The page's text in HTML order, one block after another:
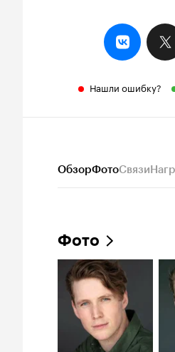
Нашли ошибку?
ОбзорФотоСвязи
Фото